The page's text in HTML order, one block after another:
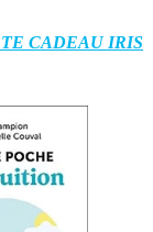
CADEAU IRIS